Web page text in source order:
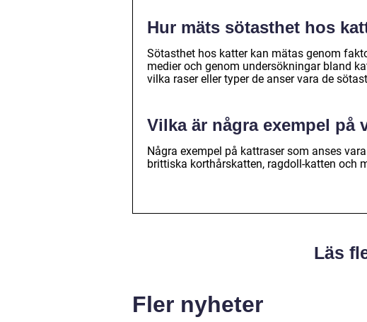
Hur mäts sötasthet hos
Sötasthet hos katter kan mätas genom
medier och genom undersökningar bland
vilka raser eller typer de anser vara de
Vilka är några exempel på
Några exempel på kattraser som anses
brittiska korthårskatten, ragdoll-katten och
Läs
Fler nyheter